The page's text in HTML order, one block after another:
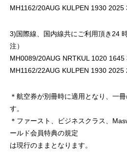
MH1162/20AUG KULPEN 1930 2025
3)国際線、国内線共にご利用頂き24
注）
MH0089/20AUG NRTKUL 1020 1645
MH1162/22AUG KULPEN 1930 2025
＊航空券が別冊時に適用となり、一
す。
＊ファースト、ビジネスクラス、
ールド会員特典の規定
は現行のままとなります。